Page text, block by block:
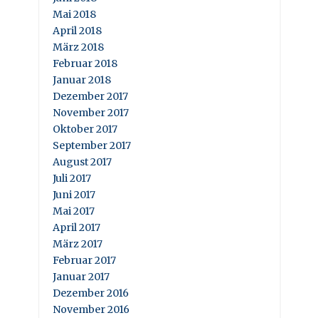
Mai 2018
April 2018
März 2018
Februar 2018
Januar 2018
Dezember 2017
November 2017
Oktober 2017
September 2017
August 2017
Juli 2017
Juni 2017
Mai 2017
April 2017
März 2017
Februar 2017
Januar 2017
Dezember 2016
November 2016